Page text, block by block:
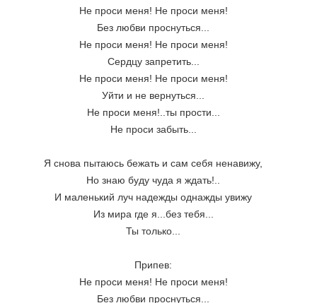
Не проси меня! Не проси меня!
Без любви проснуться...
Не проси меня! Не проси меня!
Сердцу запретить...
Не проси меня! Не проси меня!
Уйти и не вернуться...
Не проси меня!..ты прости...
Не проси забыть...
Я снова пытаюсь бежать и сам себя ненавижу,
Но знаю буду чуда я ждать!..
И маленький луч надежды однажды увижу
Из мира где я...без тебя...
Ты только...
Припев:
Не проси меня! Не проси меня!
Без любви проснуться...